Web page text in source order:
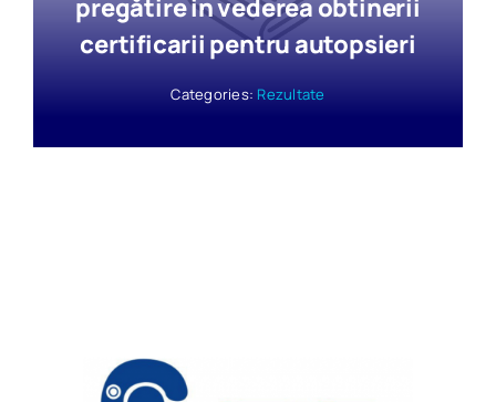
pregătire in vederea obtinerii
certificarii pentru autopsieri
Categories: Rezultate